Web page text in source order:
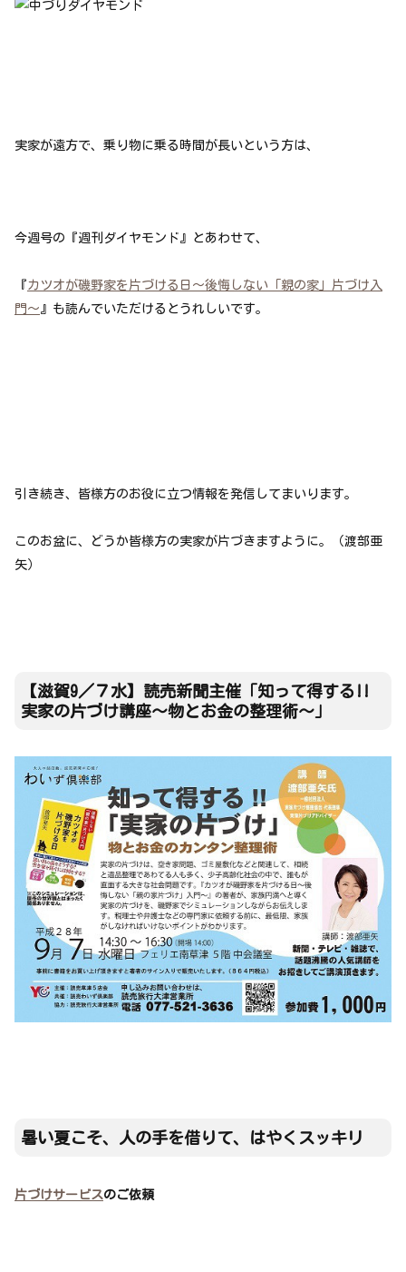
実家が遠方で、乗り物に乗る時間が長いという方は、
今週号の『週刊ダイヤモンド』とあわせて、
『カツオが磯野家を片づける日～後悔しない「親の家」片づけ入
門～ 』も読んでいただけるとうれしいです。
引き続き、皆様方のお役に立つ情報を発信してまいります。
このお盆に、どうか皆様方の実家が片づきますように。（渡部亜
矢）
【滋賀9／７水】読売新聞主催「知って得する!!
実家の片づけ講座～物とお金の整理術～」
暑い夏こそ、人の手を借りて、はやくスッキリ
片づけサービスのご依頼